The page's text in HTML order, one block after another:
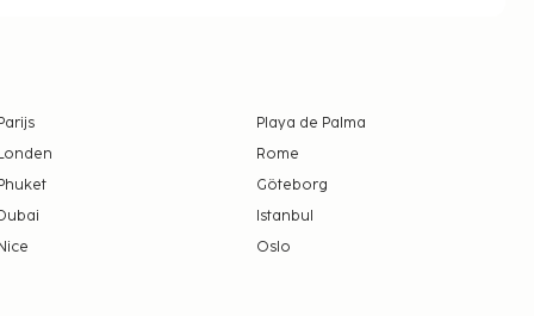
Playa de Palma
Rome
Göteborg
Istanbul
Oslo